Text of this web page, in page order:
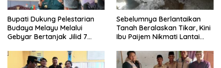
Bupati Dukung Pelestarian
Budaya Melayu Melalui
Gebyar Bertanjak Jilid 7
Sebelumnya Berlantaikan
Tanah Beralaskan Tikar, Kini
Ibu Paijem Nikmati Lantai
Satgas TMMD Ke-129 Kodim
0208/Asahan